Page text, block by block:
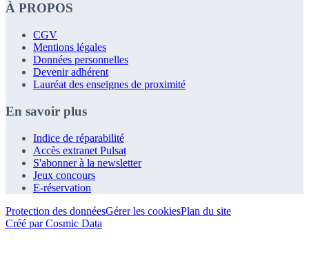
À PROPOS
CGV
Mentions légales
Données personnelles
Devenir adhérent
Lauréat des enseignes de proximité
En savoir plus
Indice de réparabilité
Accès extranet Pulsat
S'abonner à la newsletter
Jeux concours
E-réservation
Protection des donnéesGérer les cookiesPlan du site
Créé par Cosmic Data